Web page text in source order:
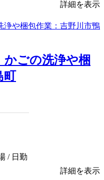
詳細を表示
かごの洗浄や梱
町
/ 日勤
詳細を表示